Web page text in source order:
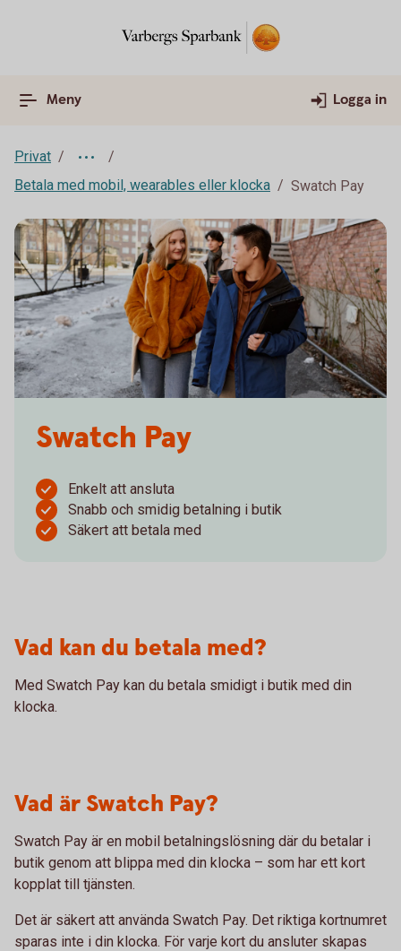
Meny Logga in
Privat
Betala med mobil, wearables eller klocka
Swatch Pay
Swatch Pay
Enkelt att ansluta
Snabb och smidig betalning i butik
Säkert att betala med
Vad kan du betala med?
Med Swatch Pay kan du betala smidigt i butik med din
klocka.
Vad är Swatch Pay?
Swatch Pay är en mobil betalningslösning där du betalar i
butik genom att blippa med din klocka – som har ett kort
kopplat till tjänsten.
Det är säkert att använda Swatch Pay. Det riktiga kortnumret
sparas inte i din klocka. För varje kort du ansluter skapas